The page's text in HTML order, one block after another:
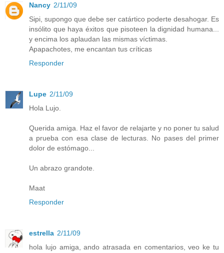
Nancy 2/11/09
Sipi, supongo que debe ser catártico poderte desahogar. Es
insólito que haya éxitos que pisoteen la dignidad humana...
y encima los aplaudan las mismas víctimas.
Apapachotes, me encantan tus críticas
Responder
Lupe 2/11/09
Hola Lujo.
Querida amiga. Haz el favor de relajarte y no poner tu salud
a prueba con esa clase de lecturas. No pases del primer
dolor de estómago...
Un abrazo grandote.
Maat
Responder
estrella 2/11/09
hola lujo amiga, ando atrasada en comentarios, veo ke tu